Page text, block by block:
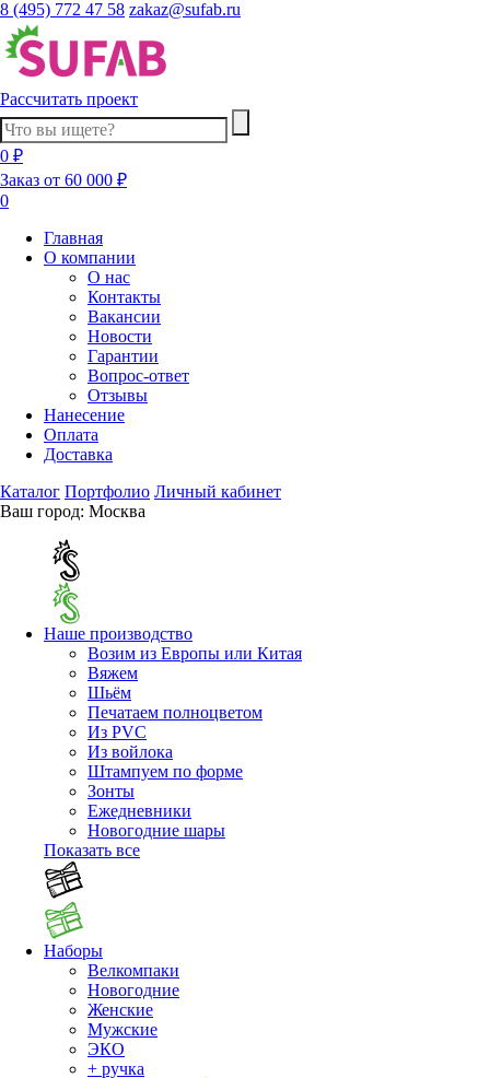
8 (495) 772 47 58 zakaz@sufab.ru
Рассчитать проект
0 ₽
Заказ от 60 000 ₽
0
Главная
О компании
О нас
Контакты
Вакансии
Новости
Гарантии
Вопрос-ответ
Отзывы
Нанесение
Оплата
Доставка
Каталог Портфолио Личный кабинет
Ваш город: Москва
Наше производство
Возим из Европы или Китая
Вяжем
Шьём
Печатаем полноцветом
Из PVC
Из войлока
Штампуем по форме
Зонты
Ежедневники
Новогодние шары
Показать все
Наборы
Велкомпаки
Новогодние
Женские
Мужские
ЭКО
+ ручка